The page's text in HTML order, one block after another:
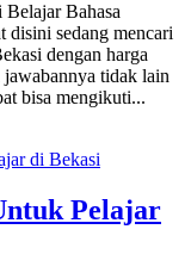
Bahasa
disini sedang mencari
dengan harga
tidak lain
bisa mengikuti...
Pelajar